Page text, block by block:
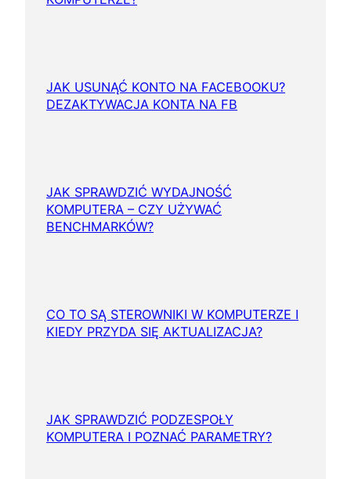
JAK USUNĄĆ KONTO NA FACEBOOKU?
DEZAKTYWACJA KONTA NA FB
JAK SPRAWDZIĆ WYDAJNOŚĆ
KOMPUTERA – CZY UŻYWAĆ
BENCHMARKÓW?
CO TO SĄ STEROWNIKI W KOMPUTERZE I
KIEDY PRZYDA SIĘ AKTUALIZACJA?
JAK SPRAWDZIĆ PODZESPOŁY
KOMPUTERA I POZNAĆ PARAMETRY?